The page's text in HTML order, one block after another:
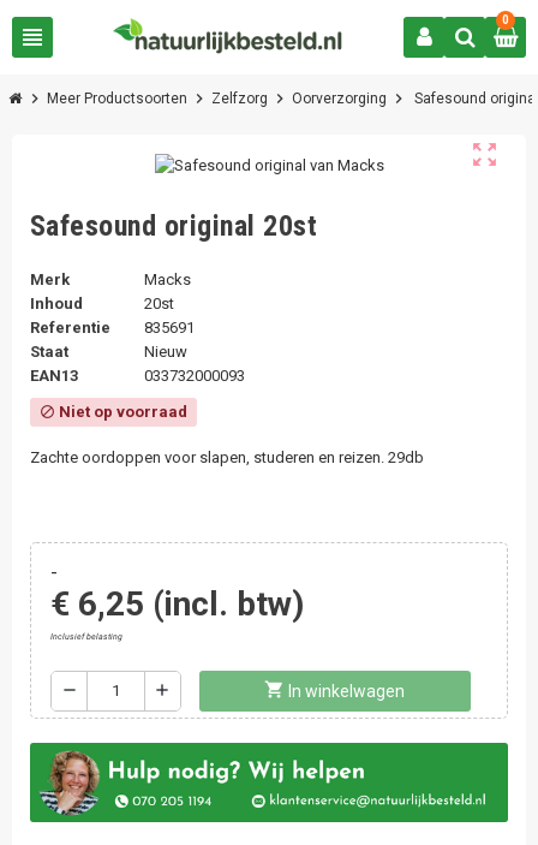
view_headline
0
chevron_right Meer Productsoorten chevron_right Zelfzorg chevron_right Oorverzorging chevron_right Safesound original
zoom_out_map
Safesound original 20st
Merk
Macks
Inhoud
20st
Referentie
835691
Staat
Nieuw
EAN13
033732000093
block Niet op voorraad
Zachte oordoppen voor slapen, studeren en reizen. 29db
-
€ 6,25 (incl. btw)
Inclusief belasting
remove add shopping_cart In winkelwagen